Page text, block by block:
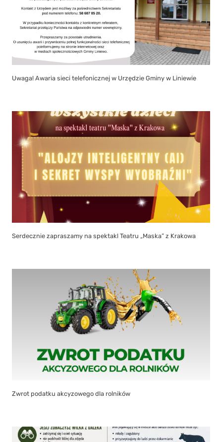
Uwaga! Awaria sieci telefonicznej w Urzędzie Gminy w Liniewie
Serdecznie zapraszamy na spektakl Teatru „Maska” z Krakowa
Zwrot podatku akcyzowego dla rolników